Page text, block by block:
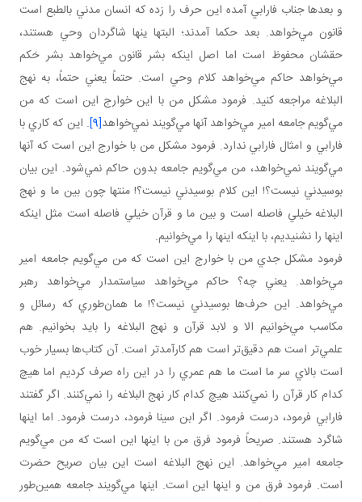
و بعدها جناب فارابي آمده اين حرف را زده که انسان مدني بالطبع است
قانون مي‌خواهد. بعد حکما آمدند؛ البتها ينها شاگردان وحي هستند،
حقشان محفوظ است اما اصل اينکه بشر قانون مي‌خواهد بشر حَکم
مي‌خواهد حاکم مي‌خواهد کلام وحي است. حتماً يعني حتماً، به نهج
البلاغه مراجعه کنيد. فرمود مشکل من با اين خوارج اين است که من
مي‌گويم جامعه امير مي‌خواهد آنها مي‌گويند نمي‌خواهد[9] . اين که کاري با
فارابي و امثال فارابي ندارد. فرمود مشکل من با خوارج اين است که آنها
مي‌گويند نمي‌خواهد، من مي‌گويم جامعه بدون حاکم نمي‌شود. اين بيان
بوسيدني نيست؟! اين کلام بوسيدني نيست؟! منتها چون بين ما و نهج
البلاغه خيلي فاصله است و بين ما و قرآن خيلي فاصله است مثل اينکه
اينها را نشنيديم، با اينکه اينها را مي‌خوانيم.
فرمود مشکل جدي من با خوارج اين است که من مي‌گويم جامعه امير
مي‌خواهد. يعني چه؟ حاکم مي‌خواهد سياستمدار مي‌خواهد رهبر
مي‌خواهد. اين حرف‌ها بوسيدني نيست؟! ما همان‌طوري که رسائل و
مکاسب مي‌خوانيم الا و لابد قرآن و نهج البلاغه را بايد بخوانيم. هم
علمي‌تر است هم دقيق‌تر است هم کارآمدتر است. آن کتاب‌ها بسيار خوب
است بالاي سر ما است ما هم عمري را در اين راه صرف کرديم اما هيچ
کدام کار قرآن را نمي‌کنند هيچ کدام کار نهج البلاغه را نمي‌کنند. اگر گفتند
فارابي فرمود، درست فرمود. اگر ابن سينا فرمود، درست فرمود. اما اينها
شاگرد هستند. صريحاً فرمود فرق من با اينها اين است که من مي‌گويم
جامعه امير مي‌خواهد. اين نهج البلاغه است اين بيان صريح حضرت
است. فرمود فرق من و اينها اين است. اينها مي‌گويند جامعه همين‌طور